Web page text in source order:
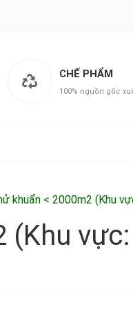
CHẾ PHẨM
100% nguồn gốc
khuẩn < 2000m2 (Khu